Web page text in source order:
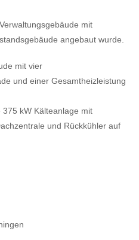
mit
angebaut wurde.
mit vier
und einer Gesamtheizleistung
kW Kälteanlage mit
und Rückkühler auf